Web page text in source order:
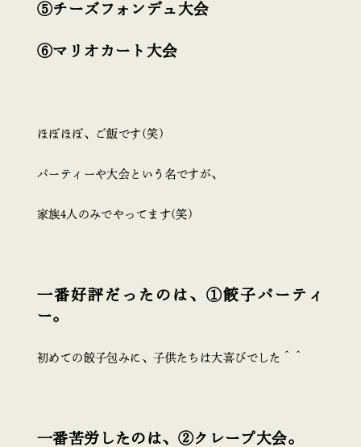
⑤チーズフォンデュ大会
⑥マリオカート大会
ほぼほぼ、ご飯です(笑)
パーティーや大会という名ですが、
家族4人のみでやってます(笑)
一番好評だったのは、①餃子パーティ
ー。
初めての餃子包みに、子供たちは大喜びでした＾＾
一番苦労したのは、②クレープ大会。